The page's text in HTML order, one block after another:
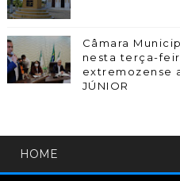
Câmara
nesta terça-
extremozense
JÚNIOR
HOME